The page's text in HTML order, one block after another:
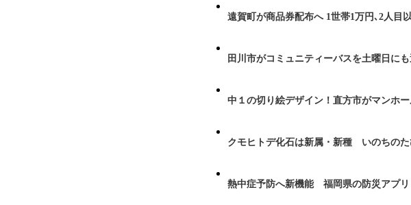
遠賀町が商品券配布へ 1世帯1万円､2人目
田川市がコミュニティーバスを土曜日に
中１の切り絵デザイン！直方市がマンホ
クモヒトデ化石は新属・新種 いのちのた
熱中症予防へ新機能 福岡県の防災アプリ